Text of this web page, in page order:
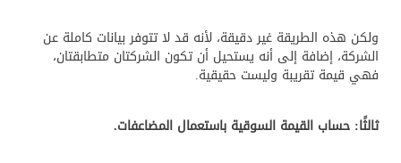
ولكن هذه الطريقة غير دقيقة، لأنه قد لا تتوفر بيانات كاملة عن
الشركة، إضافة إلى أنه يستحيل أن تكون الشركتان متطابقتان،
فهي قيمة تقريبة وليست حقيقية.
ثالثًا: حساب القيمة السوقية باستعمال المضاعفات.